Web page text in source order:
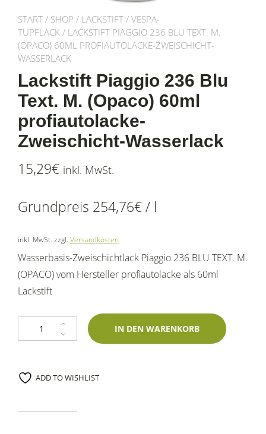
START / SHOP / LACKSTIFT / VESPA-
TUPFLACK / LACKSTIFT PIAGGIO 236 BLU TEXT. M.
(OPACO) 60ML PROFIAUTOLACKE-ZWEISCHICHT-
WASSERLACK
Lackstift Piaggio 236 Blu
Text. M. (Opaco) 60ml
profiautolacke-
Zweischicht-Wasserlack
15,29€ inkl. MwSt.
Grundpreis 254,76€/ l
inkl. MwSt. zzgl. Versandkosten
Wasserbasis-Zweischichtlack Piaggio 236 BLU TEXT. M.
(OPACO) vom Hersteller profiautolacke als 60ml
Lackstift
Lackstift Piaggio 236 Blu Text. M. (Opaco) 60ml profiautolacke-
IN DEN WARENKORB
ADD TO WISHLIST